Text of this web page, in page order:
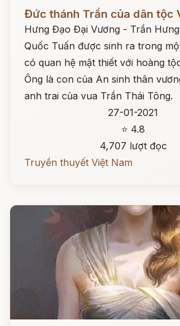
Đức thánh Trần của dân tộc
Hưng Đạo Đại Vương - Trần
Quốc Tuấn được sinh ra trong
có quan hệ mật thiết với hoàng
Ông là con của An sinh thân
anh trai của vua Trần Thái Tông.
27-01-2021
⭐ 4.8
4,707 lượt đọc
Truyền thuyết Việt Nam